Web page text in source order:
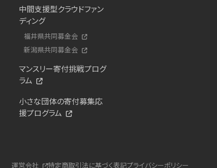
中間支援型クラウドファン
ディング
福井県共同募金会
新潟県共同募金会
マンスリー寄付挑戦プログ
ラム
小さな団体の寄付募集応
援プログラム
運営会社 特定商取引法に基づく表記プライバシーポリシー